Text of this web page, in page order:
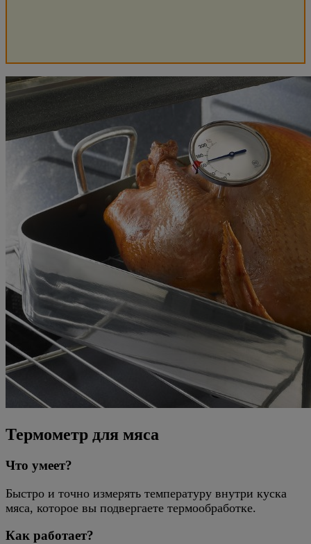
Термометр для мяса
Что умеет?
Быстро и точно измерять температуру внутри куска
мяса, которое вы подвергаете термообработке.
Как работает?